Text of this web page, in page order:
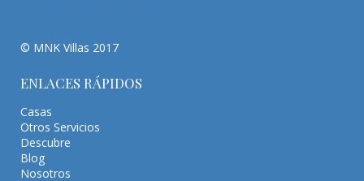
© MNK Villas 2017
ENLACES RÁPIDOS
Casas
Otros Servicios
Descubre
Blog
Nosotros